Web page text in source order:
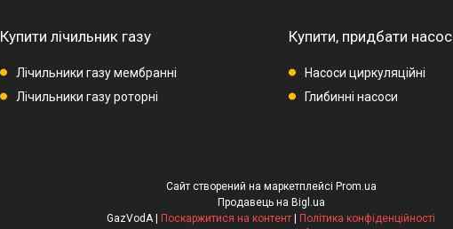
Купити лічильник газу
Лічильники газу мембранні
Лічильники газу роторні
Купити, придбати насос
Насоси циркуляційні
Глибинні насоси
Сайт створений на маркетплейсі Prom.ua
Продавець на Bigl.ua
GazVodA | Поскаржитися на контент | Політика конфіденційності